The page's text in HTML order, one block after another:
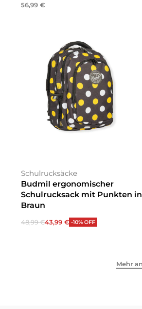
56,99 €
Schulrucksäcke
Budmil ergonomischer
Schulrucksack mit Punkten in
Braun
48,99€43,99 € -10% OFF